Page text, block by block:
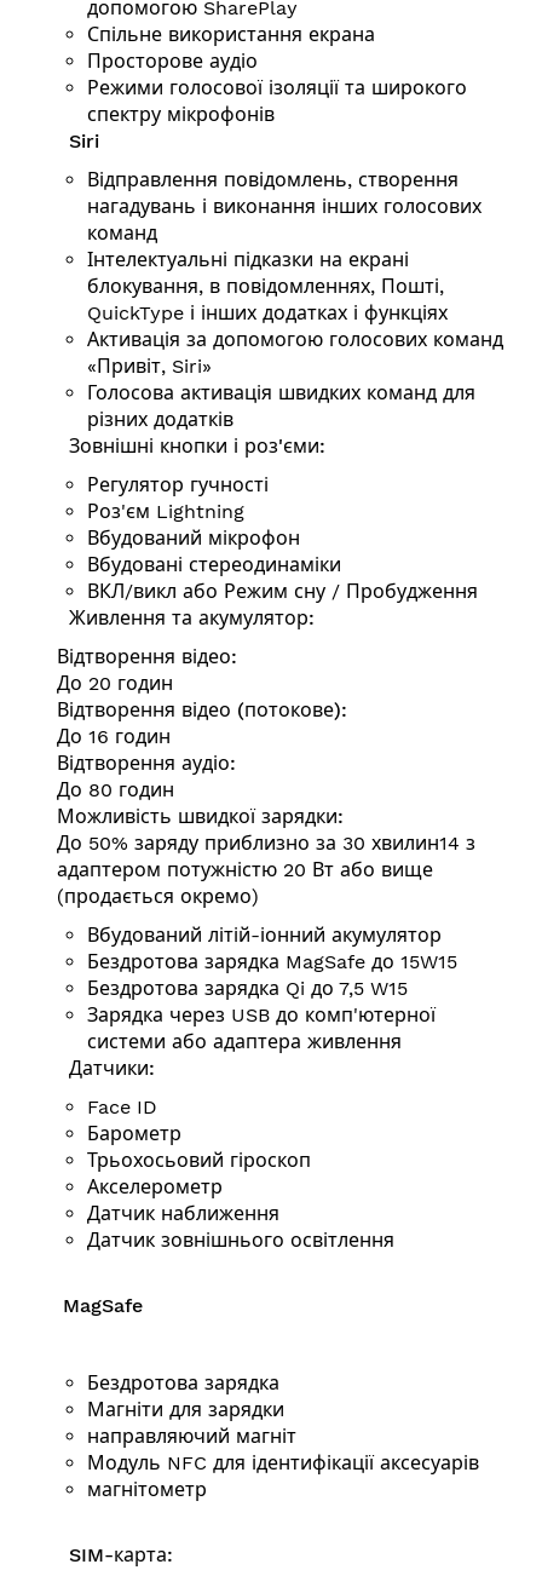
допомогою SharePlay
Спільне використання екрана
Просторове аудіо
Режими голосової ізоляції та широкого
спектру мікрофонів
Siri
Відправлення повідомлень, створення
нагадувань і виконання інших голосових
команд
Інтелектуальні підказки на екрані
блокування, в повідомленнях, Пошті,
QuickType і інших додатках і функціях
Активація за допомогою голосових команд
«Привіт, Siri»
Голосова активація швидких команд для
різних додатків
Зовнішні кнопки і роз'єми:
Регулятор гучності
Роз'єм Lightning
Вбудований мікрофон
Вбудовані стереодинаміки
ВКЛ/викл або Режим сну / Пробудження
Живлення та акумулятор:
Відтворення відео:
До 20 годин
Відтворення відео (потокове):
До 16 годин
Відтворення аудіо:
До 80 годин
Можливість швидкої зарядки:
До 50% заряду приблизно за 30 хвилин14 з
адаптером потужністю 20 Вт або вище
(продається окремо)
Вбудований літій-іонний акумулятор
Бездротова зарядка MagSafe до 15W15
Бездротова зарядка Qi до 7,5 W15
Зарядка через USB до комп'ютерної
системи або адаптера живлення
Датчики:
Face ID
Барометр
Трьохосьовий гіроскоп
Акселерометр
Датчик наближення
Датчик зовнішнього освітлення
MagSafe
Бездротова зарядка
Магніти для зарядки
направляючий магніт
Модуль NFC для ідентифікації аксесуарів
магнітометр
SIM-карта: